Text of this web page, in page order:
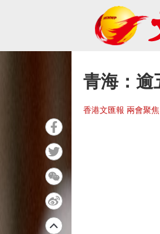
青海：逾
香港文匯報 兩會聚焦